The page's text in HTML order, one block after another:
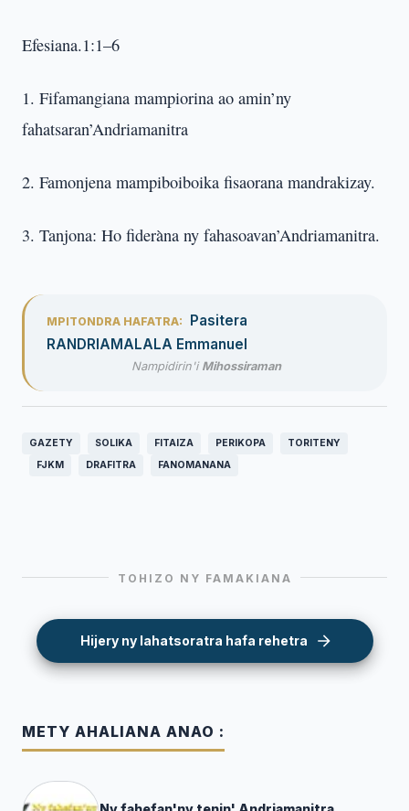
Efesiana.1:1–6
1. Fifamangiana mampiorina ao amin’ny
fahatsaran’Andriamanitra
2. Famonjena mampiboiboika fisaorana mandrakizay.
3. Tanjona: Ho fideràna ny fahasoavan’Andriamanitra.
MPITONDRA HAFATRA:
Pasitera
RANDRIAMALALA Emmanuel
Nampidirin'i Mihossiraman
GAZETY SOLIKA FITAIZA PERIKOPA
TORITENY
FJKM
DRAFITRA FANOMANANA
TOHIZO NY FAMAKIANA
Hijery ny lahatsoratra hafa rehetra
METY AHALIANA ANAO :